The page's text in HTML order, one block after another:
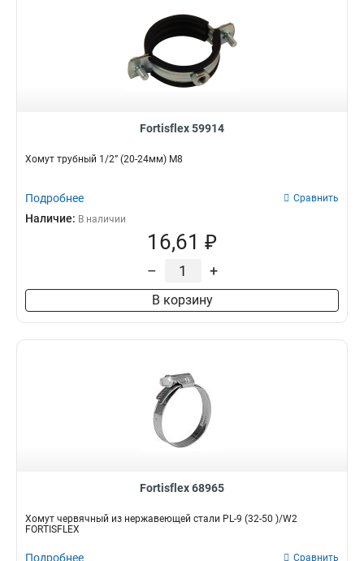
Fortisflex 59914
Хомут трубный 1/2” (20-24мм) М8
Подробнее Сравнить
Наличие: В наличии
16,61 ₽
– +
В корзину
Fortisflex 68965
Хомут червячный из нержавеющей стали PL-9 (32-50 )/W2
FORTISFLEX
Подробнее Сравнить